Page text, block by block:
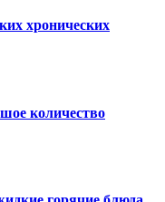
хронических
количество